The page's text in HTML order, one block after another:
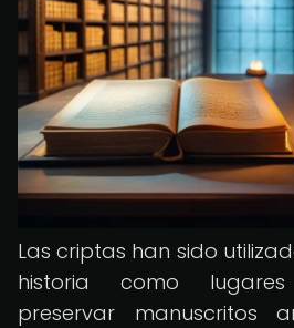
Las criptas han sido
historia como
preservar manuscritos